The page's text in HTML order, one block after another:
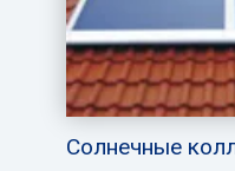
Солнечные